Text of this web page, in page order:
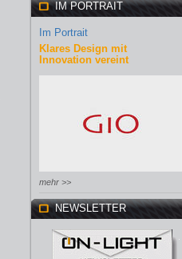
IM PORTRAIT
Im Portrait
Klares Design mit
Innovation vereint
mehr >>
NEWSLETTER